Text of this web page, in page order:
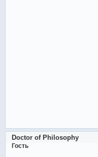
Doctor of Philosophy
Гость